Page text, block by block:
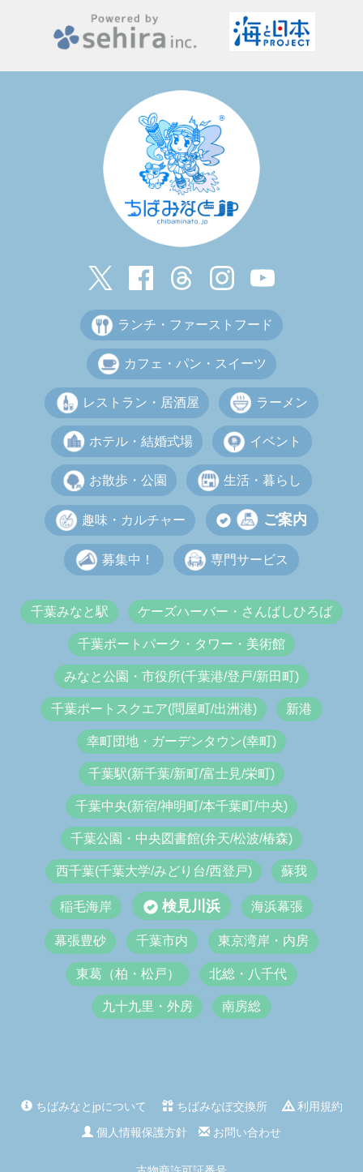
ランチ・ファーストフード
カフェ・パン・スイーツ
レストラン・居酒屋 ラーメン
ホテル・結婚式場 イベント
お散歩・公園 生活・暮らし
趣味・カルチャー ご案内
募集中！ 専門サービス
千葉みなと駅 ケーズハーバー・さんばしひろば
千葉ポートパーク・タワー・美術館
みなと公園・市役所(千葉港/登戸/新田町)
千葉ポートスクエア(問屋町/出洲港) 新港
幸町団地・ガーデンタウン(幸町)
千葉駅(新千葉/新町/富士見/栄町)
千葉中央(新宿/神明町/本千葉町/中央)
千葉公園・中央図書館(弁天/松波/椿森)
西千葉(千葉大学/みどり台/西登戸) 蘇我
稲毛海岸 検見川浜 海浜幕張
幕張豊砂 千葉市内 東京湾岸・内房
東葛（柏・松戸） 北総・八千代
九十九里・外房 南房総
ちばみなとjpについて ちばみなぽ交換所
利用規約
個人情報保護方針
お問い合わせ